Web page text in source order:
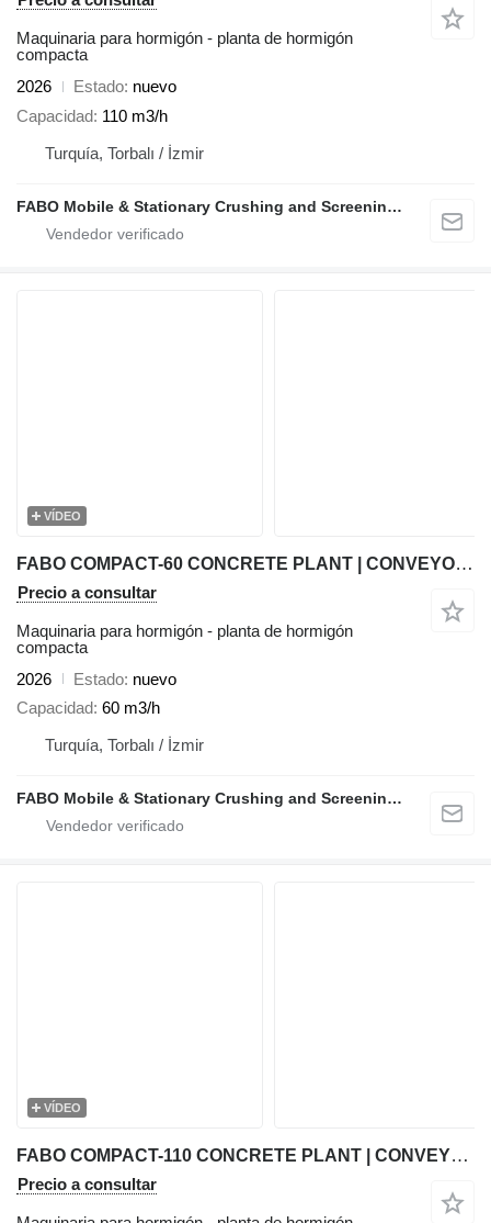
Maquinaria para hormigón - planta de hormigón
compacta
2026
Estado nuevo
Capacidad 110 m3/h
Turquía, Torbalı / İzmir
FABO Mobile & Stationary Crushing and Screening Plants | Concrete Batching Plants Manufacturer
VÍDEO
FABO COMPACT-60 CONCRETE PLANT | CONVEYOR TYPE AVAILABLE IN STOCK
Precio a consultar
Maquinaria para hormigón - planta de hormigón
compacta
2026
Estado nuevo
Capacidad 60 m3/h
Turquía, Torbalı / İzmir
FABO Mobile & Stationary Crushing and Screening Plants | Concrete Batching Plants Manufacturer
VÍDEO
FABO COMPACT-110 CONCRETE PLANT | CONVEYOR TYPE
Precio a consultar